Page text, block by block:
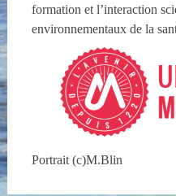
formation et l’interaction
environnementaux de la
Portrait (c)M.Blin